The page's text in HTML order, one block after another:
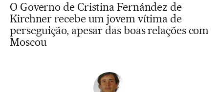
O Governo de Cristina Fernández de
Kirchner recebe um jovem vítima de
perseguição, apesar das boas relações com
Moscou